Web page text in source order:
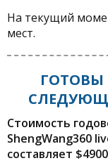
На текущий
мест.
ГОТОВЫ
Стоимость
ShengWang360
составляет